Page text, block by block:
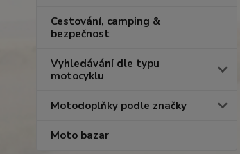
Cestování, camping &
bezpečnost
Vyhledávání dle typu
motocyklu
Motodoplňky podle značky
Moto bazar